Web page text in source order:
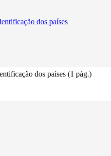
dos países
dos países (1 pág.)